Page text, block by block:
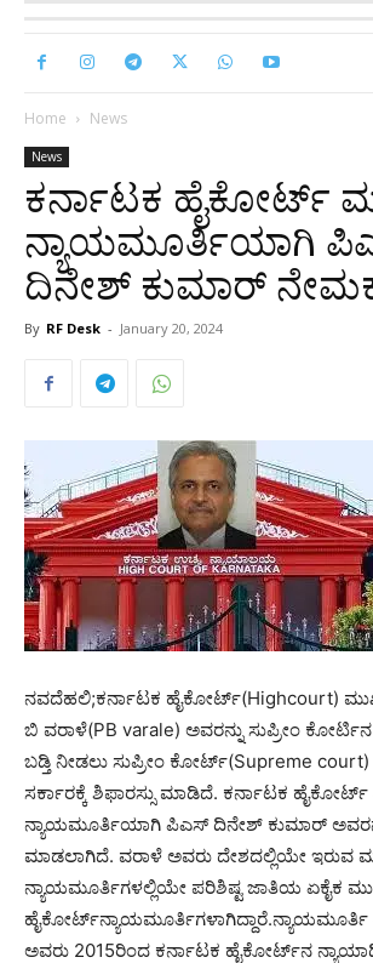
Home News
News
ಕರ್ನಾಟಕ ಹೈಕೋರ್ಟ್‌
ನ್ಯಾಯಮೂರ್ತಿಯಾಗಿ
ದಿನೇಶ್ ಕುಮಾ‌ರ್
By RF Desk - January 20, 2024
ನವದೆಹಲಿ;ಕರ್ನಾಟಕ ಹೈಕೋರ್ಟ್(Highcourt)
ಬಿ ವರಾಳೆ(PB varale) ಅವರನ್ನು ಸುಪ್ರೀಂ ಕೋರ್ಟಿನ
ಬಡ್ತಿ ನೀಡಲು ಸುಪ್ರೀಂ ಕೋರ್ಟ್(Supreme
ಸರ್ಕಾರಕ್ಕೆ ಶಿಫಾರಸ್ಸು ಮಾಡಿದೆ. ಕರ್ನಾಟಕ ಹೈಕೋರ್ಟ್‌
ನ್ಯಾಯಮೂರ್ತಿಯಾಗಿ ಪಿಎಸ್ ದಿನೇಶ್ ಕುಮಾ‌ರ್
ಮಾಡಲಾಗಿದೆ. ವರಾಳೆ ಅವರು ದೇಶದಲ್ಲಿಯೇ ಇರುವ
ನ್ಯಾಯಮೂರ್ತಿಗಳಲ್ಲಿಯೇ ಪರಿಶಿಷ್ಟ ಜಾತಿಯ ಏಕೈಕ
ಅವರು 2015ರಿಂದ ಕರ್ನಾಟಕ ಹೈಕೋರ್ಟ್‌ನ